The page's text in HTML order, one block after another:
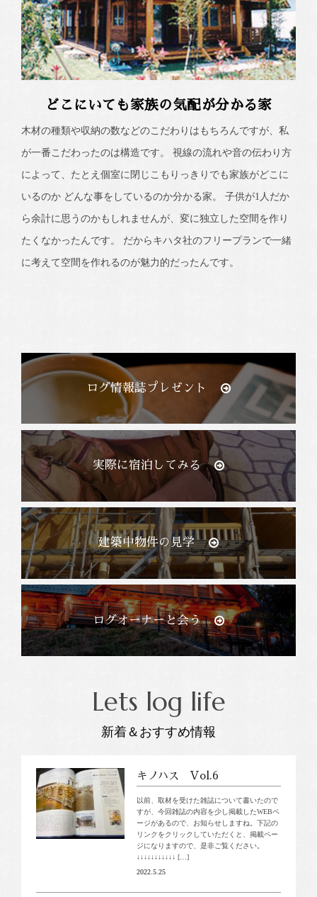
どこにいても家族の気配が分かる家
木材の種類や収納の数などのこだわりはもちろんですが、私
が一番こだわったのは構造です。 視線の流れや音の伝わり方
によって、たとえ個室に閉じこもりっきりでも家族がどこに
いるのか どんな事をしているのか分かる家。 子供が1人だか
ら余計に思うのかもしれませんが、変に独立した空間を作り
たくなかったんです。 だからキハタ社のフリープランで一緒
に考えて空間を作れるのが魅力的だったんです。
ログ情報誌プレゼント
実際に宿泊してみる
建築中物件の見学
ログオーナーと会う
Lets log life
新着＆おすすめ情報
キノハス Vol.6
以前、取材を受けた雑誌について書いたので
すが、今回雑誌の内容を少し掲載したWEBペ
ージがあるので、お知らせしますね。下記の
リンクをクリックしていただくと、掲載ペー
ジになりますので、是非ご覧ください。
↓↓↓↓↓↓↓↓↓↓↓ […]
2022.5.25